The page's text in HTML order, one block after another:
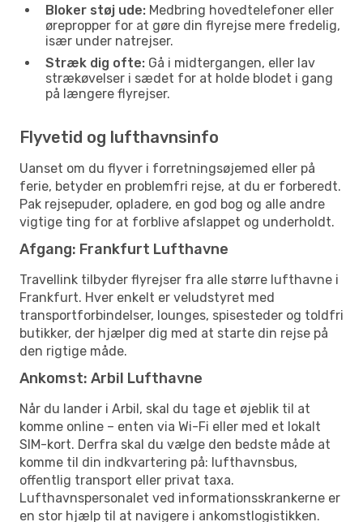
Bloker støj ude: Medbring hovedtelefoner eller
ørepropper for at gøre din flyrejse mere fredelig,
især under natrejser.
Stræk dig ofte: Gå i midtergangen, eller lav
strækøvelser i sædet for at holde blodet i gang
på længere flyrejser.
Flyvetid og lufthavnsinfo
Uanset om du flyver i forretningsøjemed eller på
ferie, betyder en problemfri rejse, at du er forberedt.
Pak rejsepuder, opladere, en god bog og alle andre
vigtige ting for at forblive afslappet og underholdt.
Afgang: Frankfurt Lufthavne
Travellink tilbyder flyrejser fra alle større lufthavne i
Frankfurt. Hver enkelt er veludstyret med
transportforbindelser, lounges, spisesteder og toldfri
butikker, der hjælper dig med at starte din rejse på
den rigtige måde.
Ankomst: Arbil Lufthavne
Når du lander i Arbil, skal du tage et øjeblik til at
komme online – enten via Wi-Fi eller med et lokalt
SIM-kort. Derfra skal du vælge den bedste måde at
komme til din indkvartering på: lufthavnsbus,
offentlig transport eller privat taxa.
Lufthavnspersonalet ved informationsskrankerne er
en stor hjælp til at navigere i ankomstlogistikken.